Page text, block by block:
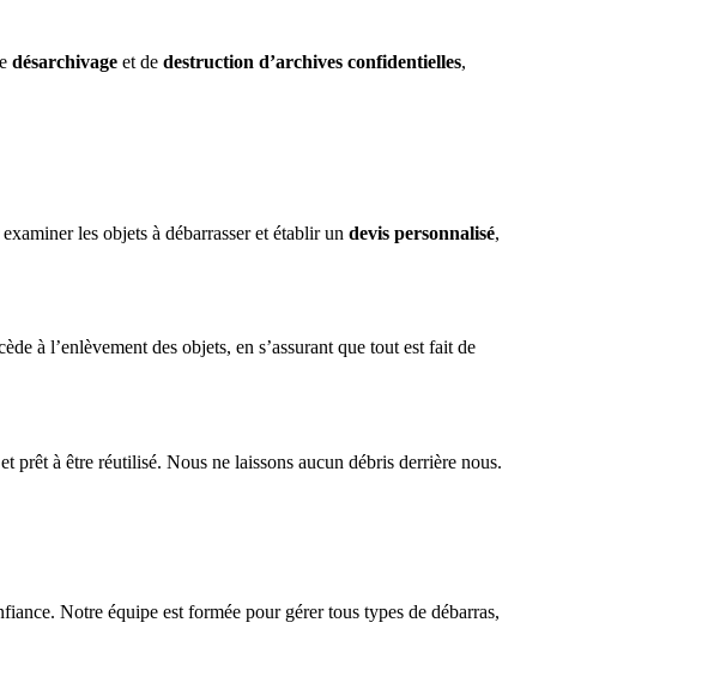
désarchivage et de destruction d’archives confidentielles,
les objets à débarrasser et établir un devis personnalisé,
à l’enlèvement des objets, en s’assurant que tout est fait de
prêt à être réutilisé. Nous ne laissons aucun débris derrière nous.
Notre équipe est formée pour gérer tous types de débarras,